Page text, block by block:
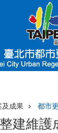
及成果 都市
建維護